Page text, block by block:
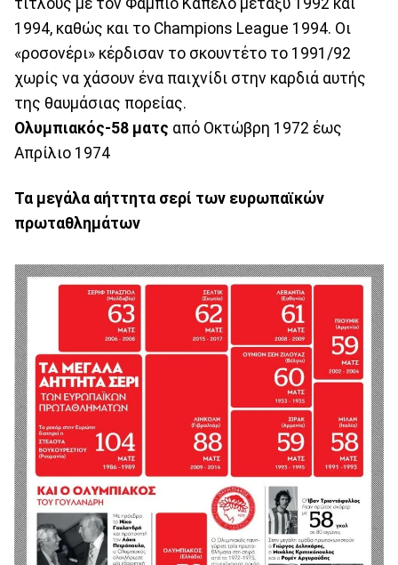
1994, καθώς και το Champions League 1994. Οι
«ροσονέρι» κέρδισαν το σκουντέτο το 1991/92
χωρίς να χάσουν ένα παιχνίδι στην καρδιά αυτής
της θαυμάσιας πορείας.
Ολυμπιακός-58 ματς από Οκτώβρη 1972 έως
Απρίλιο 1974
Τα μεγάλα αήττητα σερί των ευρωπαϊκών
πρωταθλημάτων